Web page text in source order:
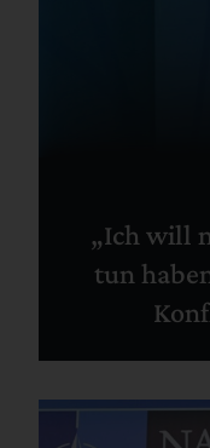
„Ich will
tun